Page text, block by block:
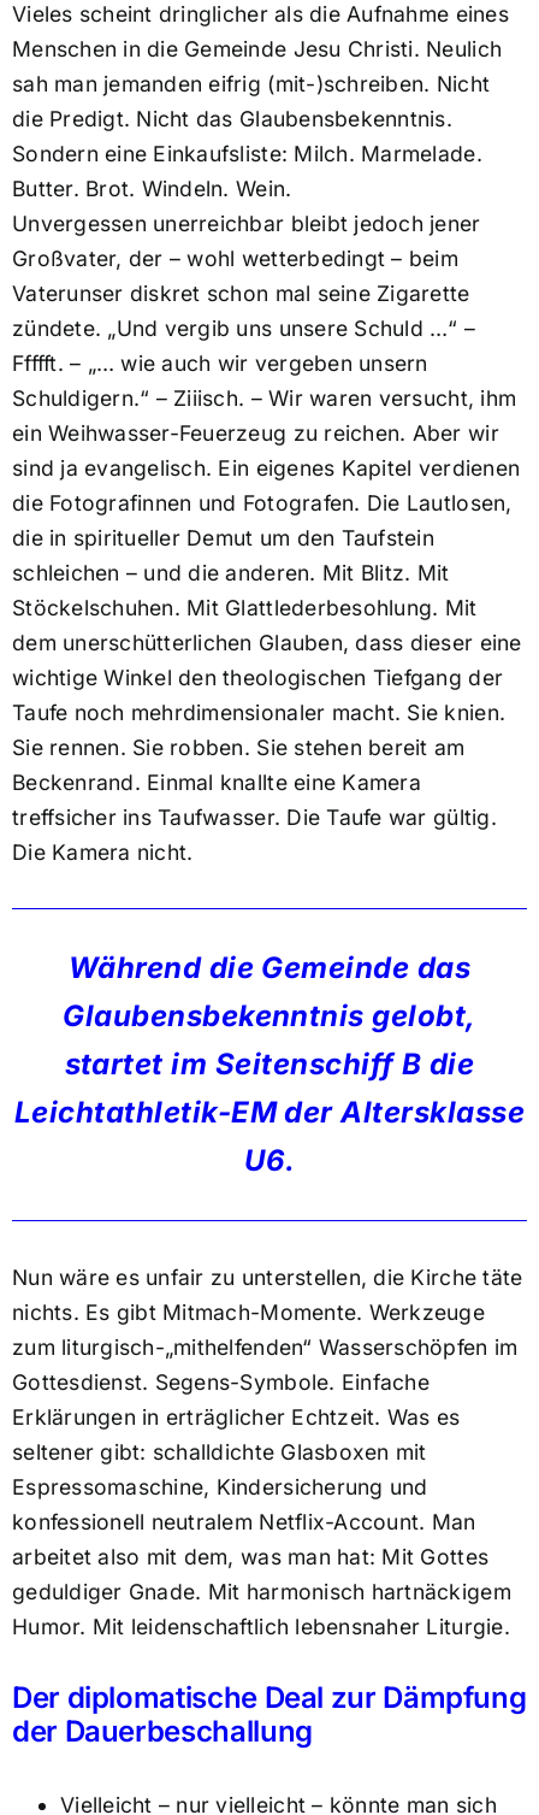
Vieles scheint dringlicher als die Aufnahme eines
Menschen in die Gemeinde Jesu Christi. Neulich
sah man jemanden eifrig (mit-)schreiben. Nicht
die Predigt. Nicht das Glaubensbekenntnis.
Sondern eine Einkaufsliste: Milch. Marmelade.
Butter. Brot. Windeln. Wein.
Unvergessen unerreichbar bleibt jedoch jener
Großvater, der – wohl wetterbedingt – beim
Vaterunser diskret schon mal seine Zigarette
zündete. „Und vergib uns unsere Schuld …“ –
Ffffft. – „… wie auch wir vergeben unsern
Schuldigern.“ – Ziiisch. – Wir waren versucht, ihm
ein Weihwasser-Feuerzeug zu reichen. Aber wir
sind ja evangelisch. Ein eigenes Kapitel verdienen
die Fotografinnen und Fotografen. Die Lautlosen,
die in spiritueller Demut um den Taufstein
schleichen – und die anderen. Mit Blitz. Mit
Stöckelschuhen. Mit Glattlederbesohlung. Mit
dem unerschütterlichen Glauben, dass dieser eine
wichtige Winkel den theologischen Tiefgang der
Taufe noch mehrdimensionaler macht. Sie knien.
Sie rennen. Sie robben. Sie stehen bereit am
Beckenrand. Einmal knallte eine Kamera
treffsicher ins Taufwasser. Die Taufe war gültig.
Die Kamera nicht.
Während die Gemeinde das
Glaubensbekenntnis gelobt,
startet im Seitenschiff B die
Leichtathletik-EM der Altersklasse
U6.
Nun wäre es unfair zu unterstellen, die Kirche täte
nichts. Es gibt Mitmach-Momente. Werkzeuge
zum liturgisch-„mithelfenden“ Wasserschöpfen im
Gottesdienst. Segens-Symbole. Einfache
Erklärungen in erträglicher Echtzeit. Was es
seltener gibt: schalldichte Glasboxen mit
Espressomaschine, Kindersicherung und
konfessionell neutralem Netflix-Account. Man
arbeitet also mit dem, was man hat: Mit Gottes
geduldiger Gnade. Mit harmonisch hartnäckigem
Humor. Mit leidenschaftlich lebensnaher Liturgie.
Der diplomatische Deal zur Dämpfung
der Dauerbeschallung
Vielleicht – nur vielleicht – könnte man sich